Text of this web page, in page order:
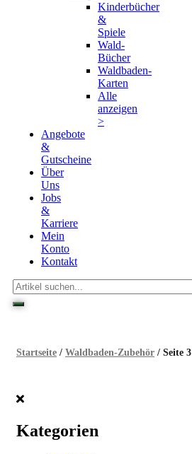
Kinderbücher
&
Spiele
Wald-
Bücher
Waldbaden-
Karten
Alle
anzeigen
>
Angebote
&
Gutscheine
Über
Uns
Jobs
&
Karriere
Mein
Konto
Kontakt
Startseite / Waldbaden-Zubehör / Seite 3
Kategorien